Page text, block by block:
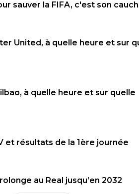
sauver la FIFA, c'est son
United, à quelle heure et sur
à quelle heure et sur quelle
et résultats de la 1ère journée
au Real jusqu’en 2032